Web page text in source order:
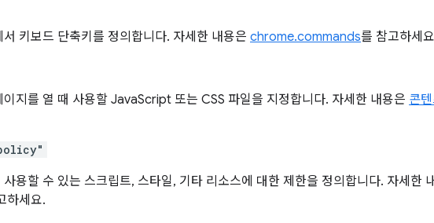
키보드 단축키를 정의합니다. 자세한 내용은 chrome.commands를 참고하세
이지를 열 때 사용할 JavaScript 또는 CSS 파일을 지정합니다. 자세한 내용은 콘
용할 수 있는 스크립트, 스타일, 기타 리소스에 대한 제한을 정의합니다. 자세한
하세요.